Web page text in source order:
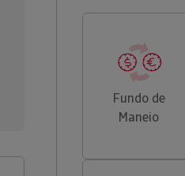
Fundo de
Maneio